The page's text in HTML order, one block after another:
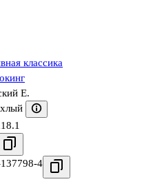
классика
Е.
4